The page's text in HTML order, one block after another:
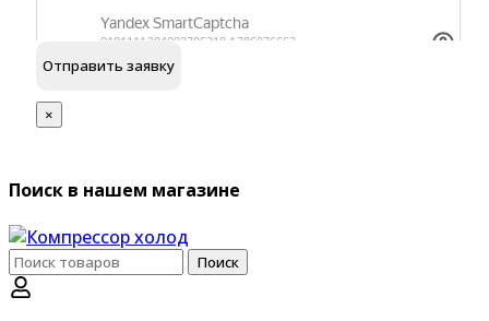
Я согласен наобработку персональных данных
×
Поиск в нашем магазине
Поиск
по:
Поиск